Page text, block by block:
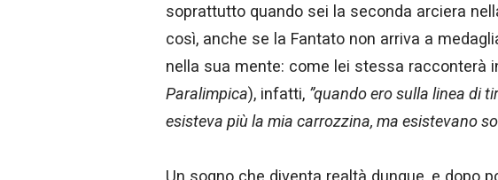
soprattutto quando sei la seconda arciera
così, anche se la Fantato non arriva a
nella sua mente: come lei stessa racconterà
Paralimpica), infatti, ”quando ero sulla linea di
esisteva più la mia carrozzina, ma esistevano
Un sogno che diventa realtà dunque, e dopo